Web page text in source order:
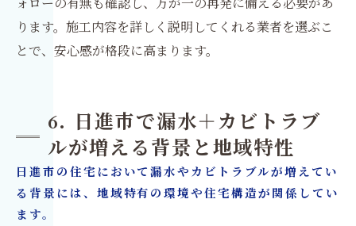
ります。施工内容を詳しく説明してくれる業者を選ぶこ
とで、安心感が格段に高まります。
6. 日進市で漏水＋カビトラブ
ルが増える背景と地域特性
日進市の住宅において漏水やカビトラブルが増えてい
る背景には、地域特有の環境や住宅構造が関係してい
ます。